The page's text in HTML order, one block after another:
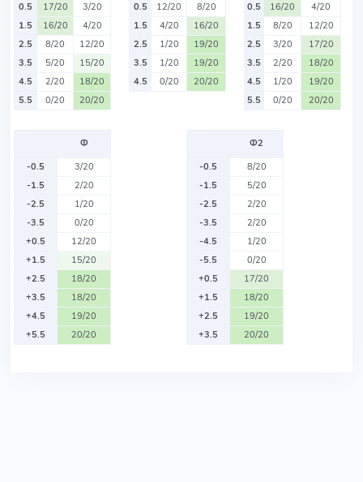
0.5
17/20
3/20
1.5
16/20
4/20
2.5
8/20
12/20
3.5
5/20
15/20
4.5
2/20
18/20
5.5
0/20 20/20
0.5
12/20
8/20
1.5
4/20
16/20
2.5
1/20
19/20
3.5
1/20
19/20
4.5
0/20 20/20
0.5
16/20
4/20
1.5
8/20
12/20
2.5
3/20
17/20
3.5
2/20
18/20
4.5
1/20
19/20
5.5
0/20 20/20
Ф
-0.5
3/20
-1.5
2/20
-2.5
1/20
-3.5
0/20
+0.5
12/20
+1.5
15/20
+2.5
18/20
+3.5
18/20
+4.5
19/20
+5.5
20/20
Ф2
-0.5
8/20
-1.5
5/20
-2.5
2/20
-3.5
2/20
-4.5
1/20
-5.5
0/20
+0.5
17/20
+1.5
18/20
+2.5
19/20
+3.5
20/20